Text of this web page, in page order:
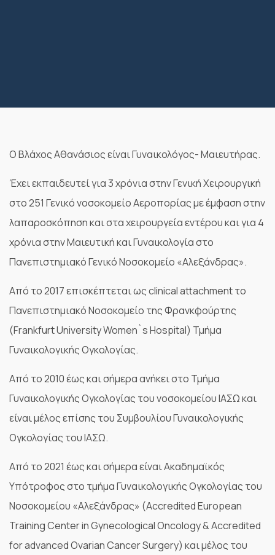
Ο Βλάχος Αθανάσιος είναι Γυναικολόγος- Μαιευτήρας.
Έχει εκπαιδευτεί για 3 χρόνια στην Γενική Χειρουργική
στο 251 Γενικό νοσοκομείο Αεροπορίας με έμφαση στην
λαπαροσκόπηση και στα χειρουργεία εντέρου και για 4
χρόνια στην Μαιευτική και Γυναικολογία στο
Πανεπιστημιακό Γενικό Νοσοκομείο «Αλεξάνδρας».
Από το 2017 επισκέπτεται ως clinical attachment το
Πανεπιστημιακό Νοσοκομείο της Φρανκφούρτης
(Frankfurt University Women`s Hospital) Τμήμα
Γυναικολογικής Ογκολογίας.
Από το 2010 έως και σήμερα ανήκει στο Τμήμα
Γυναικολογικής Ογκολογίας του νοσοκομείου ΙΑΣΩ και
είναι μέλος επίσης του Συμβουλίου Γυναικολογικής
Ογκολογίας του ΙΑΣΩ.
Από το 2021 έως και σήμερα είναι Ακαδημαϊκός
Υπότροφος στο τμήμα Γυναικολογικής Ογκολογίας του
Νοσοκομείου «Αλεξάνδρας» (Accredited European
Training Center in Gynecological Oncology & Accredited
for advanced Ovarian Cancer Surgery) και μέλος του